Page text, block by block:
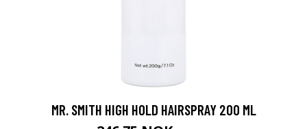
MR. SMITH HIGH HOLD HAIRSPRAY 200 ML